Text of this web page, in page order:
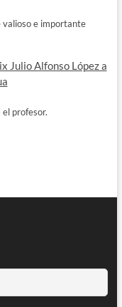
valioso e importante
Julio Alfonso López a
profesor.